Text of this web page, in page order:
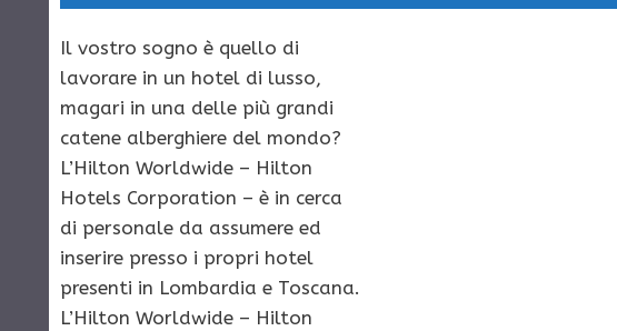
Il vostro sogno è quello di
lavorare in un hotel di lusso,
magari in una delle più grandi
catene alberghiere del mondo?
L’Hilton Worldwide – Hilton
Hotels Corporation – è in cerca
di personale da assumere ed
inserire presso i propri hotel
presenti in Lombardia e Toscana.
L’Hilton Worldwide – Hilton